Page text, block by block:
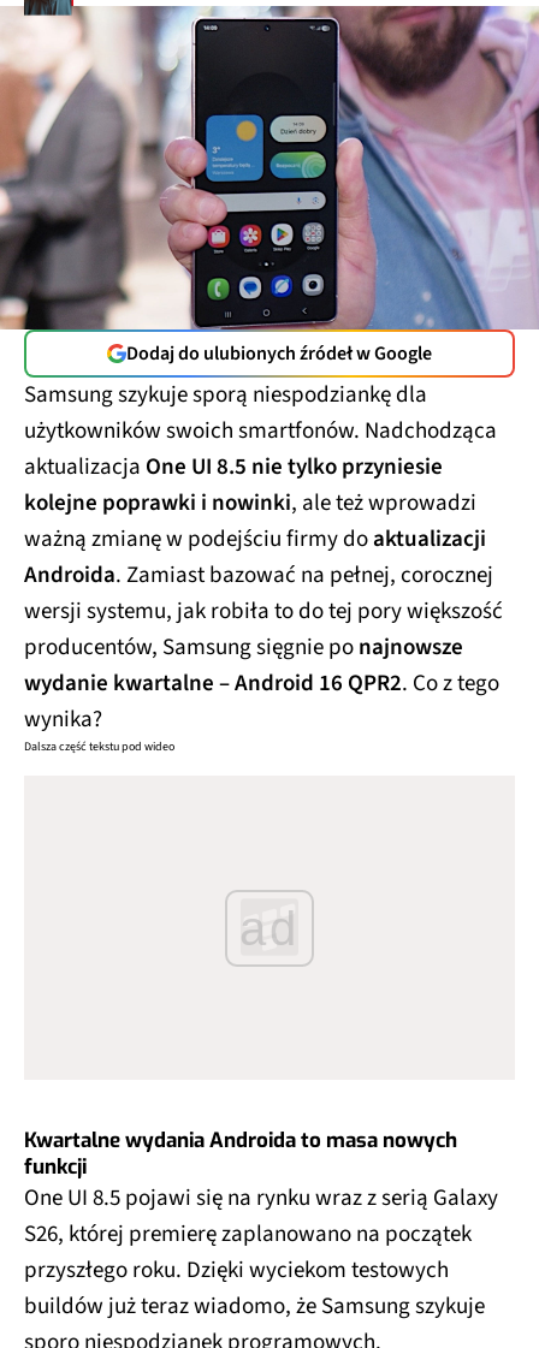
Dodaj do ulubionych źródeł w Google
Samsung szykuje sporą niespodziankę dla
użytkowników swoich smartfonów. Nadchodząca
aktualizacja One UI 8.5 nie tylko przyniesie
kolejne poprawki i nowinki, ale też wprowadzi
ważną zmianę w podejściu firmy doaktualizacji
Androida. Zamiast bazować na pełnej, corocznej
wersji systemu, jak robiła to do tej pory większość
producentów, Samsung sięgnie ponajnowsze
wydanie kwartalne – Android 16 QPR2. Co z tego
wynika?
Dalsza część tekstu pod wideo
ad
Kwartalne wydania Androida to masa nowych
funkcji
One UI 8.5 pojawi się na rynku wraz z serią Galaxy
S26, której premierę zaplanowano na początek
przyszłego roku. Dzięki wyciekom testowych
buildów już teraz wiadomo, że Samsung szykuje
sporo niespodzianek programowych.